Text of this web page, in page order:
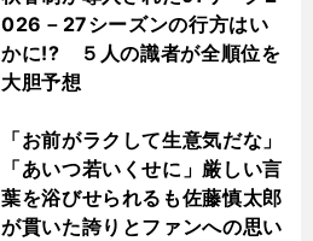
026－27シーズンの行方はい
かに!? ５人の識者が全順位を
大胆予想
「お前がラクして生意気だな」
「あいつ若いくせに」厳しい言
葉を浴びせられるも佐藤慎太郎
が貫いた誇りとファンへの思い